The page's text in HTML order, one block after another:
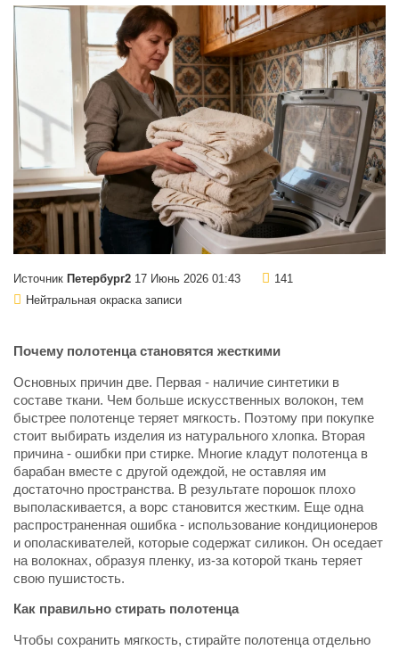
Источник Петербург2 17 Июнь 2026 01:43
141
Нейтральная окраска записи
Почему полотенца становятся жесткими
Основных причин две. Первая - наличие синтетики в
составе ткани. Чем больше искусственных волокон, тем
быстрее полотенце теряет мягкость. Поэтому при покупке
стоит выбирать изделия из натурального хлопка. Вторая
причина - ошибки при стирке. Многие кладут полотенца в
барабан вместе с другой одеждой, не оставляя им
достаточно пространства. В результате порошок плохо
выполаскивается, а ворс становится жестким. Еще одна
распространенная ошибка - использование кондиционеров
и ополаскивателей, которые содержат силикон. Он оседает
на волокнах, образуя пленку, из-за которой ткань теряет
свою пушистость.
Как правильно стирать полотенца
Чтобы сохранить мягкость, стирайте полотенца отдельно